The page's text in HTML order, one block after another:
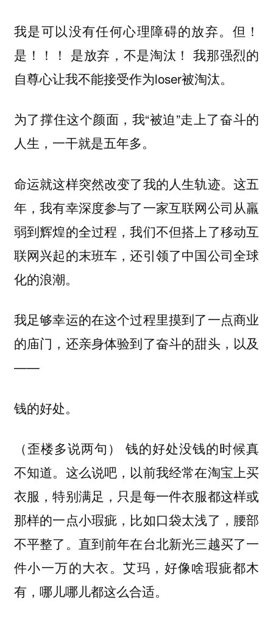
我是可以没有任何心理障碍的放弃。但！
是！！！ 是放弃，不是淘汰！ 我那强烈的
自尊心让我不能接受作为loser被淘汰。
为了撑住这个颜面，我“被迫”走上了奋斗的
人生，一干就是五年多。
命运就这样突然改变了我的人生轨迹。这五
年，我有幸深度参与了一家互联网公司从羸
弱到辉煌的全过程，我们不但搭上了移动互
联网兴起的末班车，还引领了中国公司全球
化的浪潮。
我足够幸运的在这个过程里摸到了一点商业
的庙门，还亲身体验到了奋斗的甜头，以及
——
钱的好处。
（歪楼多说两句） 钱的好处没钱的时候真
不知道。这么说吧，以前我经常在淘宝上买
衣服，特别满足，只是每一件衣服都这样或
那样的一点小瑕疵，比如口袋太浅了，腰部
不平整了。直到前年在台北新光三越买了一
件小一万的大衣。艾玛，好像啥瑕疵都木
有，哪儿哪儿都这么合适。